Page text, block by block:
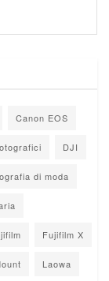
Canon EOS
DJI
di moda
Fujifilm X
Laowa